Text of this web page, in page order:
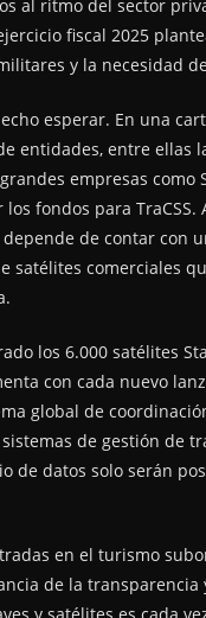
al ritmo del sector
fiscal 2025
y la necesidad
esperar. En una
entidades, entre ellas
empresas como
fondos para
de contar con
satélites comerciales
los 6.000 satélites
con cada nuevo
global de
de gestión de
de datos solo serán
en el turismo
de la
y satélites es cada